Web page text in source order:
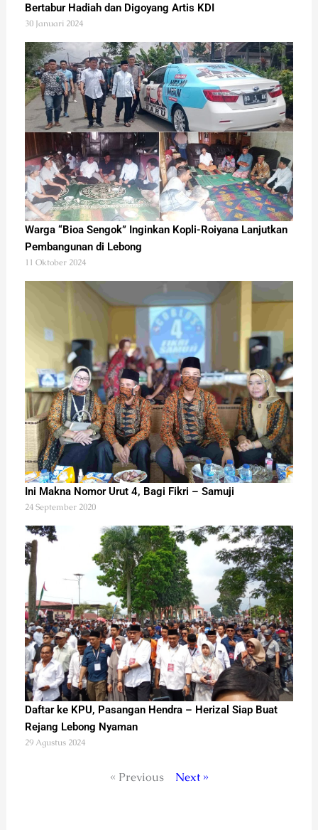
Bertabur Hadiah dan Digoyang Artis KDI
30 Januari 2024
Warga “Bioa Sengok” Inginkan Kopli-Roiyana Lanjutkan
Pembangunan di Lebong
11 Oktober 2024
Ini Makna Nomor Urut 4, Bagi Fikri – Samuji
24 September 2020
Daftar ke KPU, Pasangan Hendra – Herizal Siap Buat
Rejang Lebong Nyaman
29 Agustus 2024
« Previous Next »